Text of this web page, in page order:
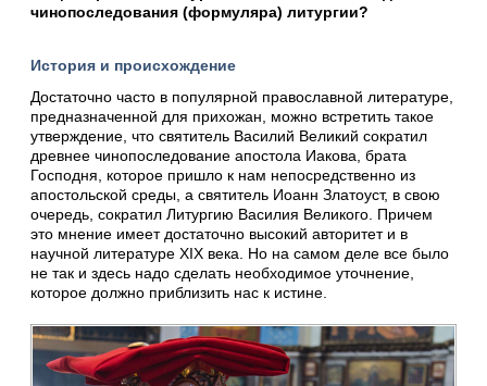
чинопоследования (формуляра) литургии?
История и происхождение
Достаточно часто в популярной православной литературе,
предназначенной для прихожан, можно встретить такое
утверждение, что святитель Василий Великий сократил
древнее чинопоследование апостола Иакова, брата
Господня, которое пришло к нам непосредственно из
апостольской среды, а святитель Иоанн Златоуст, в свою
очередь, сократил Литургию Василия Великого. Причем
это мнение имеет достаточно высокий авторитет и в
научной литературе XIX века. Но на самом деле все было
не так и здесь надо сделать необходимое уточнение,
которое должно приблизить нас к истине.